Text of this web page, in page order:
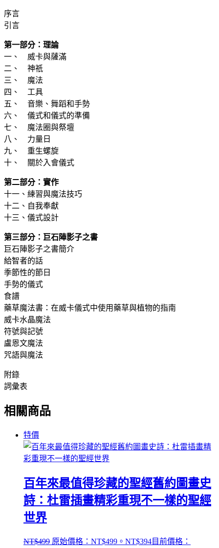
序言
引言
第一部分：理論
一、 威卡與薩滿
二、 神祇
三、 魔法
四、 工具
五、 音樂、舞蹈和手勢
六、 儀式和儀式的準備
七、 魔法圈與祭壇
八、 力量日
九、 重生螺旋
十、 關於入會儀式
第二部分：實作
十一、練習與魔法技巧
十二、自我奉獻
十三、儀式設計
第三部分：巨石陣影子之書
巨石陣影子之書簡介
給智者的話
季節性的節日
手勢的儀式
食譜
藥草魔法書：在威卡儀式中使用藥草與植物的指南
威卡水晶魔法
符號與記號
盧恩文魔法
咒語與魔法
附錄
詞彙表
相關商品
特價
百年來最值得珍藏的聖經舊約圖畫史
詩：杜雷插畫精彩重現不一樣的聖經
世界
NT$499 原始價格：NT$499。 NT$394目前價格：